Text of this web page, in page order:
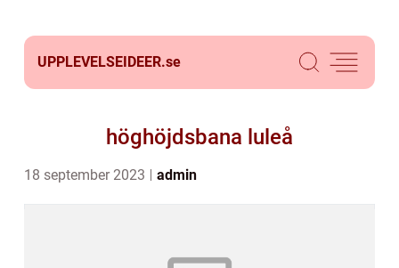
UPPLEVELSEIDEER.se
höghöjdsbana luleå
18 september 2023 admin